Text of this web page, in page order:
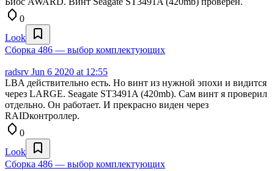
0
Look
Сборка 486 — выбор комплектующих
radsrv Jun 6 2020 at 12:55
LBA действительно есть. Но винт из нужной эпохи и видится
через LARGE. Seagate ST3491A (420mb). Сам винт я проверил
отдельно. Он работает. И прекрасно виден через
RAIDконтроллер.
0
Look
Сборка 486 — выбор комплектующих